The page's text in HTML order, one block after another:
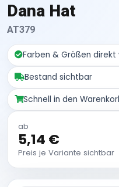
Dana Hat
AT379
Farben & Größen direkt
Bestand sichtbar
Schnell in den
ab
5,14 €
Preis je Variante sichtbar